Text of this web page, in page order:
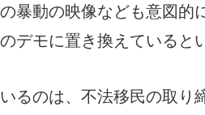
暴動の映像なども意図的
デモに置き換えていると
るのは、不法移民の取